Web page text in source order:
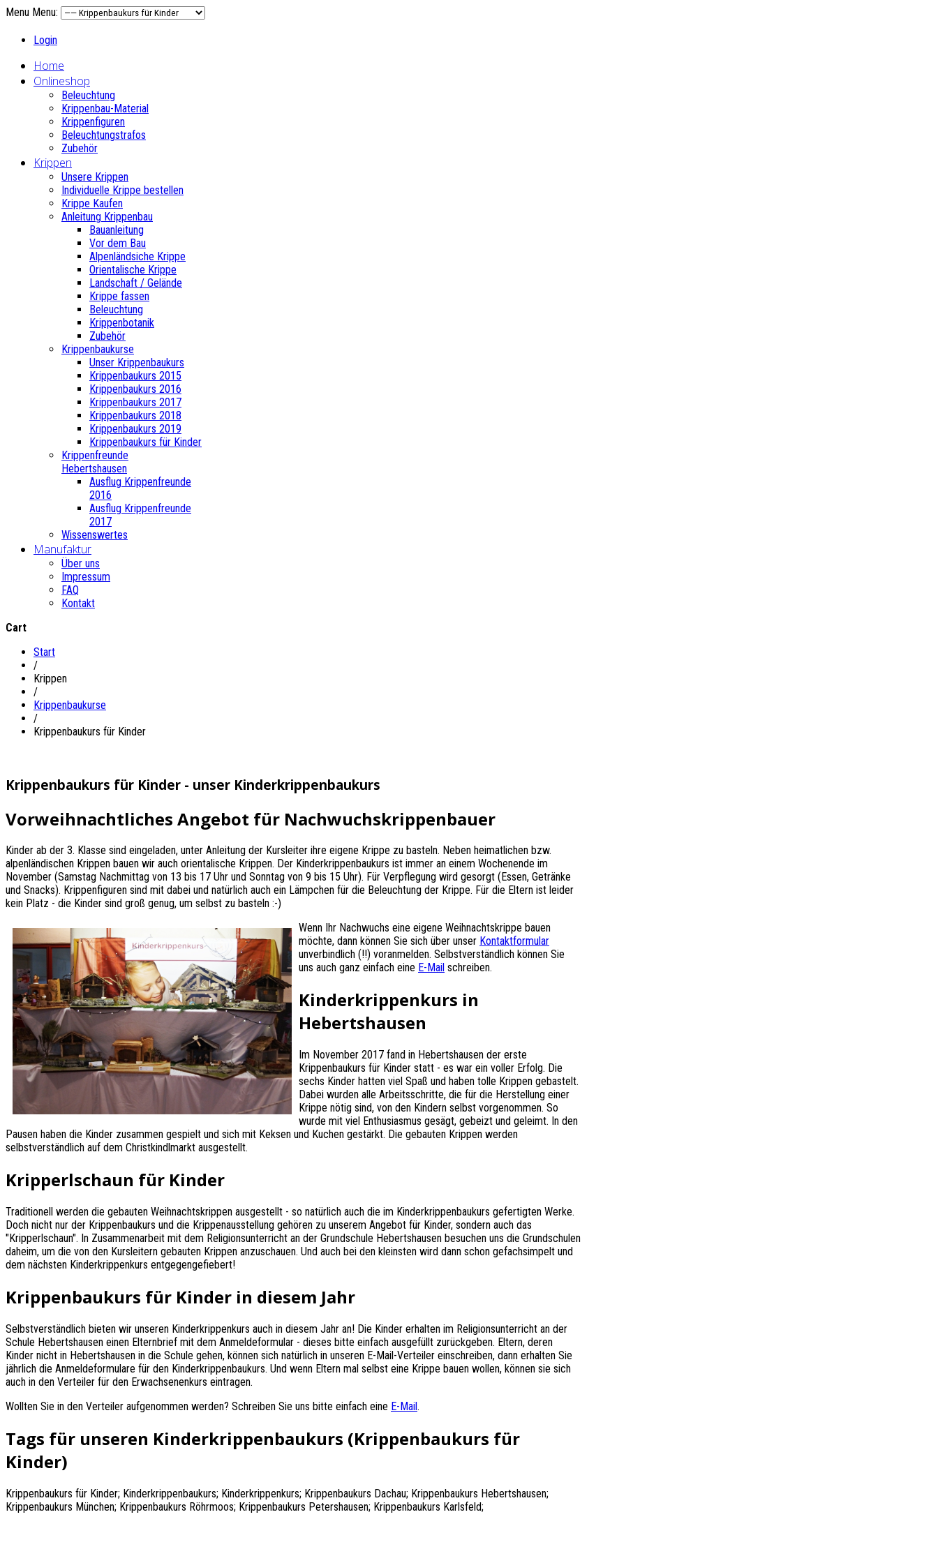
Menu Menu:
Login
Home
Onlineshop
Beleuchtung
Krippenbau-Material
Krippenfiguren
Beleuchtungstrafos
Zubehör
Krippen
Unsere Krippen
Individuelle Krippe bestellen
Krippe Kaufen
Anleitung Krippenbau
Bauanleitung
Vor dem Bau
Alpenländsiche Krippe
Orientalische Krippe
Landschaft / Gelände
Krippe fassen
Beleuchtung
Krippenbotanik
Zubehör
Krippenbaukurse
Unser Krippenbaukurs
Krippenbaukurs 2015
Krippenbaukurs 2016
Krippenbaukurs 2017
Krippenbaukurs 2018
Krippenbaukurs 2019
Krippenbaukurs für Kinder
Krippenfreunde
Hebertshausen
Ausflug Krippenfreunde
2016
Ausflug Krippenfreunde
2017
Wissenswertes
Manufaktur
Über uns
Impressum
FAQ
Kontakt
Cart
Start
/
Krippen
/
Krippenbaukurse
/
Krippenbaukurs für Kinder
Krippenbaukurs für Kinder - unser Kinderkrippenbaukurs
Vorweihnachtliches Angebot für Nachwuchskrippenbauer
Kinder ab der 3. Klasse sind eingeladen, unter Anleitung der Kursleiter ihre eigene Krippe zu basteln. Neben heimatlichen bzw.
alpenländischen Krippen bauen wir auch orientalische Krippen. Der Kinderkrippenbaukurs ist immer an einem Wochenende im
November (Samstag Nachmittag von 13 bis 17 Uhr und Sonntag von 9 bis 15 Uhr). Für Verpflegung wird gesorgt (Essen, Getränke
und Snacks). Krippenfiguren sind mit dabei und natürlich auch ein Lämpchen für die Beleuchtung der Krippe. Für die Eltern ist leider
kein Platz - die Kinder sind groß genug, um selbst zu basteln :-)
Wenn Ihr Nachwuchs eine eigene Weihnachtskrippe bauen
möchte, dann können Sie sich über unser Kontaktformular
unverbindlich (!!) voranmelden. Selbstverständlich können Sie
uns auch ganz einfach eine E-Mail schreiben.
Kinderkrippenkurs in
Hebertshausen
Im November 2017 fand in Hebertshausen der erste
Krippenbaukurs für Kinder statt - es war ein voller Erfolg. Die
sechs Kinder hatten viel Spaß und haben tolle Krippen gebastelt.
Dabei wurden alle Arbeitsschritte, die für die Herstellung einer
Krippe nötig sind, von den Kindern selbst vorgenommen. So
wurde mit viel Enthusiasmus gesägt, gebeizt und geleimt. In den
Pausen haben die Kinder zusammen gespielt und sich mit Keksen und Kuchen gestärkt. Die gebauten Krippen werden
selbstverständlich auf dem Christkindlmarkt ausgestellt.
Kripperlschaun für Kinder
Traditionell werden die gebauten Weihnachtskrippen ausgestellt - so natürlich auch die im Kinderkrippenbaukurs gefertigten Werke.
Doch nicht nur der Krippenbaukurs und die Krippenausstellung gehören zu unserem Angebot für Kinder, sondern auch das
"Kripperlschaun". In Zusammenarbeit mit dem Religionsunterricht an der Grundschule Hebertshausen besuchen uns die Grundschulen
daheim, um die von den Kursleitern gebauten Krippen anzuschauen. Und auch bei den kleinsten wird dann schon gefachsimpelt und
dem nächsten Kinderkrippenkurs entgegengefiebert!
Krippenbaukurs für Kinder in diesem Jahr
Selbstverständlich bieten wir unseren Kinderkrippenkurs auch in diesem Jahr an! Die Kinder erhalten im Religionsunterricht an der
Schule Hebertshausen einen Elternbrief mit dem Anmeldeformular - dieses bitte einfach ausgefüllt zurückgeben. Eltern, deren
Kinder nicht in Hebertshausen in die Schule gehen, können sich natürlich in unseren E-Mail-Verteiler einschreiben, dann erhalten Sie
jährlich die Anmeldeformulare für den Kinderkrippenbaukurs. Und wenn Eltern mal selbst eine Krippe bauen wollen, können sie sich
auch in den Verteiler für den Erwachsenenkurs eintragen.
Wollten Sie in den Verteiler aufgenommen werden? Schreiben Sie uns bitte einfach eine E-Mail.
Tags für unseren Kinderkrippenbaukurs (Krippenbaukurs für
Kinder)
Krippenbaukurs für Kinder; Kinderkrippenbaukurs; Kinderkrippenkurs; Krippenbaukurs Dachau; Krippenbaukurs Hebertshausen;
Krippenbaukurs München; Krippenbaukurs Röhrmoos; Krippenbaukurs Petershausen; Krippenbaukurs Karlsfeld;